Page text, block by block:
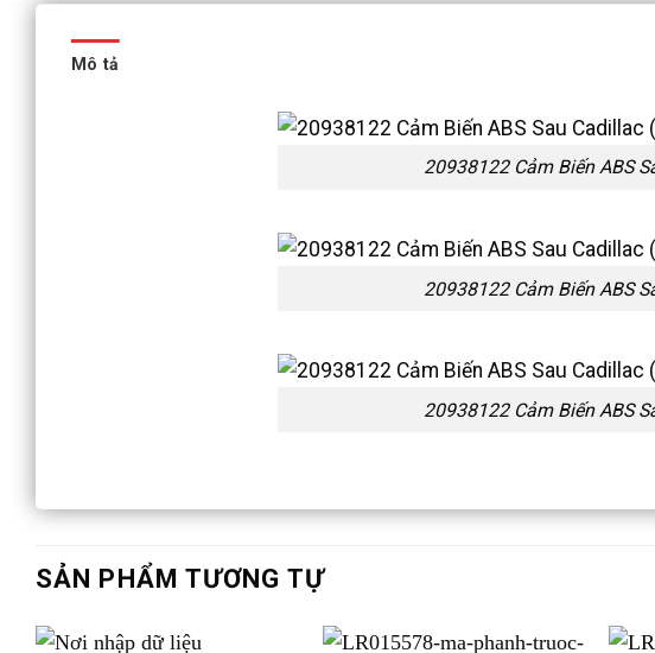
Mô tả
20938122 Cảm Biến ABS
20938122 Cảm Biến ABS
20938122 Cảm Biến ABS
SẢN PHẨM TƯƠNG TỰ